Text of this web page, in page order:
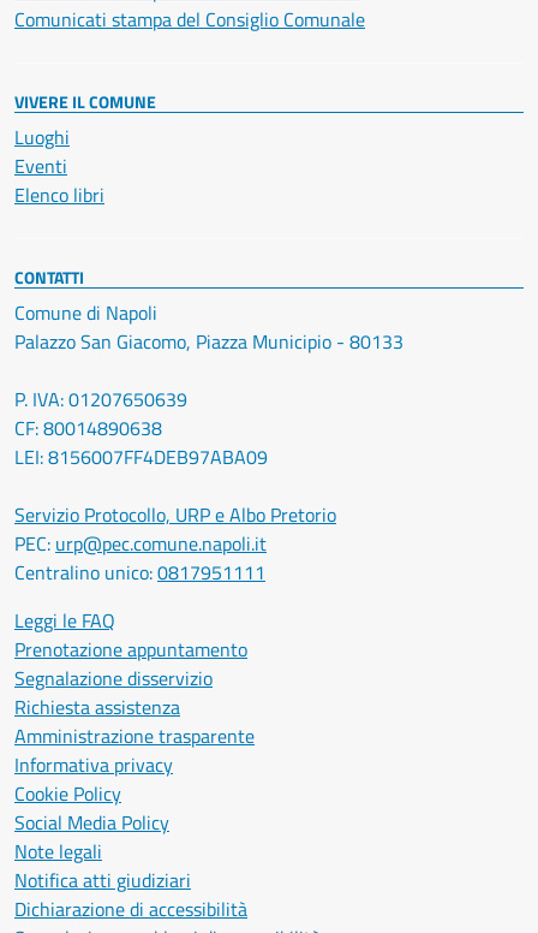
Comunicati stampa del Consiglio Comunale
VIVERE IL COMUNE
Luoghi
Eventi
Elenco libri
CONTATTI
Comune di Napoli
Palazzo San Giacomo, Piazza Municipio - 80133
P. IVA: 01207650639
CF: 80014890638
LEI: 8156007FF4DEB97ABA09
Servizio Protocollo, URP e Albo Pretorio
PEC: urp@pec.comune.napoli.it
Centralino unico:0817951111
Leggi le FAQ
Prenotazione appuntamento
Segnalazione disservizio
Richiesta assistenza
Amministrazione trasparente
Informativa privacy
Cookie Policy
Social Media Policy
Note legali
Notifica atti giudiziari
Dichiarazione di accessibilità